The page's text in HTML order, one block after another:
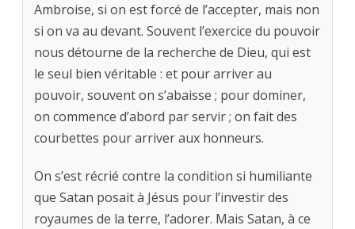
Ambroise, si on est forcé de l’accepter, mais non
si on va au devant. Souvent l’exercice du pouvoir
nous détourne de la recherche de Dieu, qui est
le seul bien véritable : et pour arriver au
pouvoir, souvent on s’abaisse ; pour dominer,
on commence d’abord par servir ; on fait des
courbettes pour arriver aux honneurs.
On s’est récrié contre la condition si humiliante
que Satan posait à Jésus pour l’investir des
royaumes de la terre, l’adorer. Mais Satan, à ce